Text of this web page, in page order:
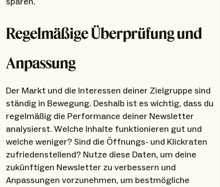
Regelmäßige Überprüfung und
Anpassung
Der Markt und die Interessen deiner Zielgruppe sind
ständig in Bewegung. Deshalb ist es wichtig, dass du
regelmäßig die Performance deiner Newsletter
analysierst. Welche Inhalte funktionieren gut und
welche weniger? Sind die Öffnungs- und Klickraten
zufriedenstellend? Nutze diese Daten, um deine
zukünftigen Newsletter zu verbessern und
Anpassungen vorzunehmen, um bestmögliche